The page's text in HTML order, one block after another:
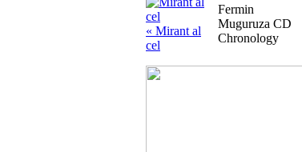
« Mirant al
cel
Fermin
Muguruza CD
Chronology